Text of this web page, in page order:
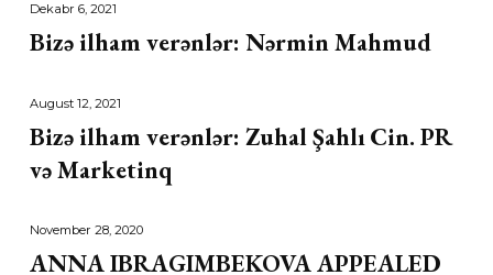
Dekabr 6, 2021
Bizə ilham verənlər: Nərmin Mahmud
August 12, 2021
Bizə ilham verənlər: Zuhal Şahlı Cin. PR
və Marketinq
November 28, 2020
ANNA IBRAGIMBEKOVA APPEALED